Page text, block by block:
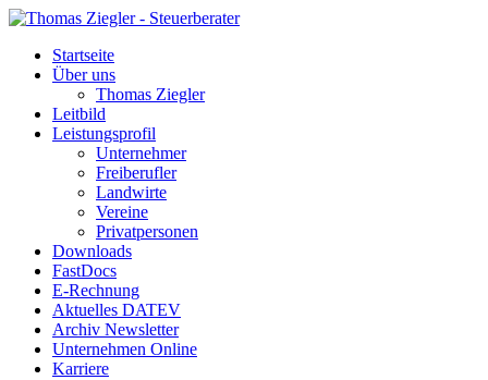
Startseite
Über uns
Thomas Ziegler
Leitbild
Leistungsprofil
Unternehmer
Freiberufler
Landwirte
Vereine
Privatpersonen
Downloads
FastDocs
E-Rechnung
Aktuelles DATEV
Archiv Newsletter
Unternehmen Online
Karriere